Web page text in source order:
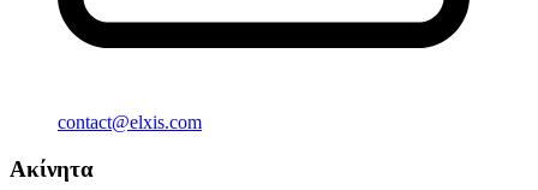
contact@elxis.com
Ακίνητα